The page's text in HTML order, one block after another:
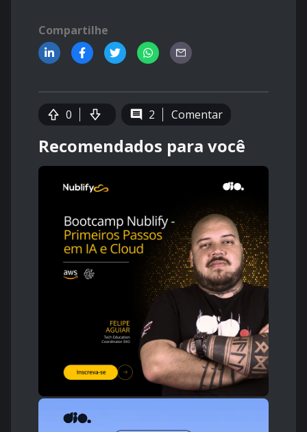
Compartilhe
0 2 Comentar
Recomendados para você